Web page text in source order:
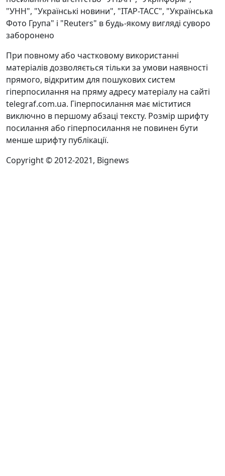
"УНН", "Українські новини", "ІТАР-ТАСС", "Українська
Фото Група" і "Reuters" в будь-якому вигляді суворо
заборонено
При повному або частковому використанні
матеріалів дозволяється тільки за умови наявності
прямого, відкритим для пошукових систем
гіперпосилання на пряму адресу матеріалу на сайті
telegraf.com.ua. Гіперпосилання має міститися
виключно в першому абзаці тексту. Розмір шрифту
посилання або гіперпосилання не повинен бути
менше шрифту публікації.
Copyright © 2012-2021, Bignews